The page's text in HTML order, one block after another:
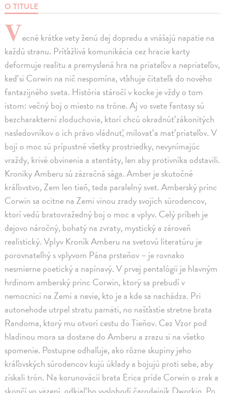
O TITULE
Vecné krátke vety ženú dej dopredu a vnášajú napätie na
každú stranu. Príťažlivá komunikácia cez hracie karty
deformuje realitu a premyslená hra na priateľov a nepriateľov,
keď si Corwin na nič nespomína, vťahuje čitateľa do nového
fantazijného sveta. História stáročí v kocke je vždy o tom
istom: večný boj o miesto na tróne. Aj vo svete fantasy sú
bezcharakterní zloduchovia, ktorí chcú okradnúť zákonitých
nasledovníkov o ich právo vládnuť, milovať a mať priateľov. V
boji o moc sú prípustné všetky prostriedky, nevynímajúc
vraždy, krivé obvinenia a atentáty, len aby protivníka odstavili.
Kroniky Amberu sú zázračná sága. Amber je skutočné
kráľovstvo, Zem len tieň, teda paralelný svet. Amberský princ
Corwin sa ocitne na Zemi vinou zrady svojich súrodencov,
ktorí vedú bratovražedný boj o moc a vplyv. Celý príbeh je
dejovo náročný, bohatý na zvraty, mystický a zároveň
realistický. Vplyv Kroník Amberu na svetovú literatúru je
porovnateľný s vplyvom Pána prsteňov – je rovnako
nesmierne poetický a napínavý. V prvej pentalógii je hlavným
hrdinom amberský princ Corwin, ktorý sa prebudí v
nemocnici na Zemi a nevie, kto je a kde sa nachádza. Pri
autonehode utrpel stratu pamäti, no našťastie stretne brata
Randoma, ktorý mu otvorí cestu do Tieňov. Cez Vzor pod
hladinou mora sa dostane do Amberu a zrazu si na všetko
spomenie. Postupne odhaľuje, ako rôzne skupiny jeho
kráľovských súrodencov kujú úklady a bojujú proti sebe, aby
získali trón. Na korunovácii brata Erica príde Corwin o zrak a